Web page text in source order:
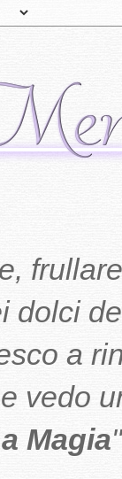
dolci
a
vedo
Magia